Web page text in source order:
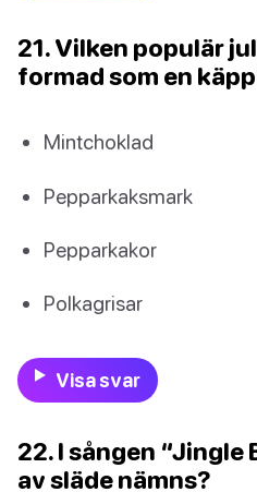
21. Vilken populär
formad som en
Mintchoklad
Pepparkaksmark
Pepparkakor
Polkagrisar
Visa svar
22. I sången “Jingle
av släde nämns?